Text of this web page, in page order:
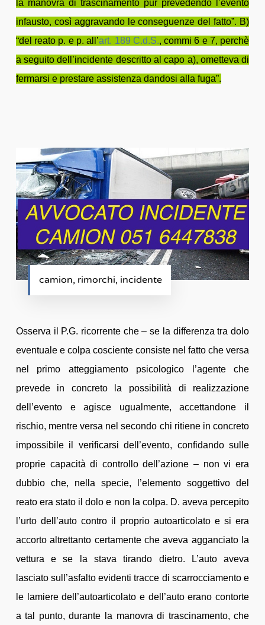
la manovra di trascinamento pur prevedendo l’evento
infausto, così aggravando le conseguenze del fatto”. B)
“del reato p. e p. all’art. 189 C.d.S., commi 6 e 7, perchè
a seguito dell’incidente descritto al capo a), ometteva di
fermarsi e prestare assistenza dandosi alla fuga”.
camion, rimorchi, incidente
Osserva il P.G. ricorrente che – se la differenza tra dolo
eventuale e colpa cosciente consiste nel fatto che versa
nel primo atteggiamento psicologico l’agente che
prevede in concreto la possibilità di realizzazione
dell’evento e agisce ugualmente, accettandone il
rischio, mentre versa nel secondo chi ritiene in concreto
impossibile il verificarsi dell’evento, confidando sulle
proprie capacità di controllo dell’azione – non vi era
dubbio che, nella specie, l’elemento soggettivo del
reato era stato il dolo e non la colpa. D. aveva percepito
l’urto dell’auto contro il proprio autoarticolato e si era
accorto altrettanto certamente che aveva agganciato la
vettura e se la stava tirando dietro. L’auto aveva
lasciato sull’asfalto evidenti tracce di scarrocciamento e
le lamiere dell’autoarticolato e dell’auto erano contorte
a tal punto, durante la manovra di trascinamento, che